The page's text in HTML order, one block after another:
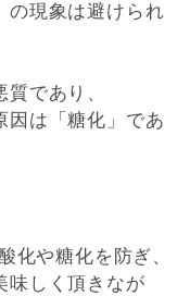
の現象は避けられ
であり、
因は「糖化」であ
化や糖化を防ぎ、
味しく頂きなが